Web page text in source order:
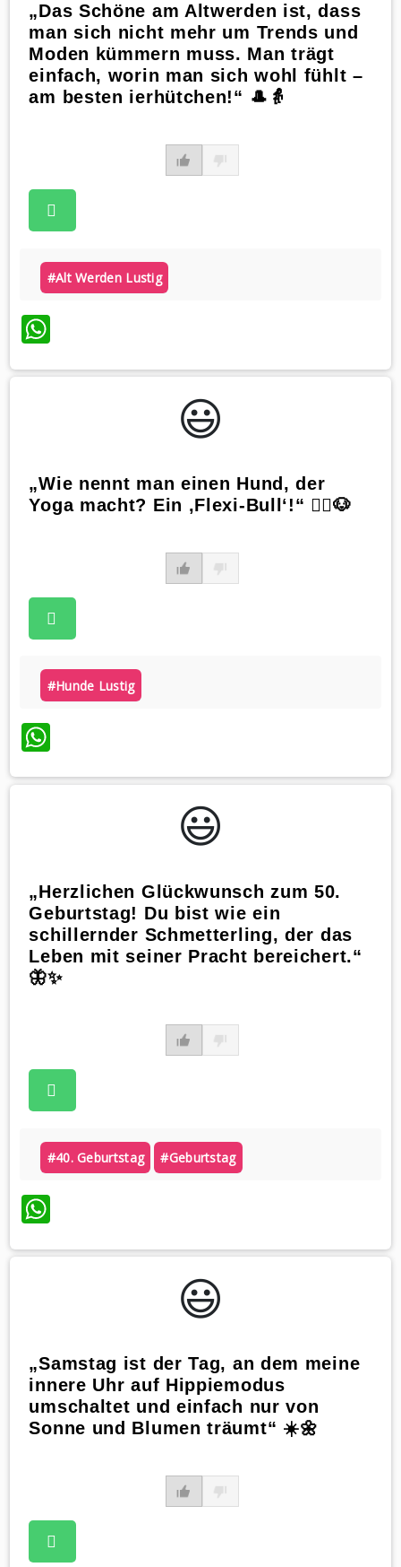
„Das Schöne am Altwerden ist, dass
man sich nicht mehr um Trends und
Moden kümmern muss. Man trägt
einfach, worin man sich wohl fühlt –
am besten ierhütchen!“ 🎩👵
#alt Werden Lustig
WhatsApp
😃️
„Wie nennt man einen Hund, der
Yoga macht? Ein ‚Flexi-Bull‘!“ 🧘‍♂️🐶
#hunde Lustig
WhatsApp
😃️
„Herzlichen Glückwunsch zum 50.
Geburtstag! Du bist wie ein
schillernder Schmetterling, der das
Leben mit seiner Pracht bereichert.“
🦋✨
#40. Geburtstag #geburtstag
WhatsApp
😃️
„Samstag ist der Tag, an dem meine
innere Uhr auf Hippiemodus
umschaltet und einfach nur von
Sonne und Blumen träumt“ ☀️🌼